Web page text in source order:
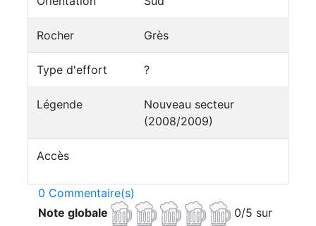
Rocher Grès
Type d'effort ?
Légende
Nouveau secteur
(2008/2009)
Accès
0 Commentaire(s)
Note globale
0/5 sur